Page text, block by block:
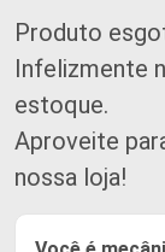
Produto
Infelizmente
estoque.
Aproveite
nossa loja!